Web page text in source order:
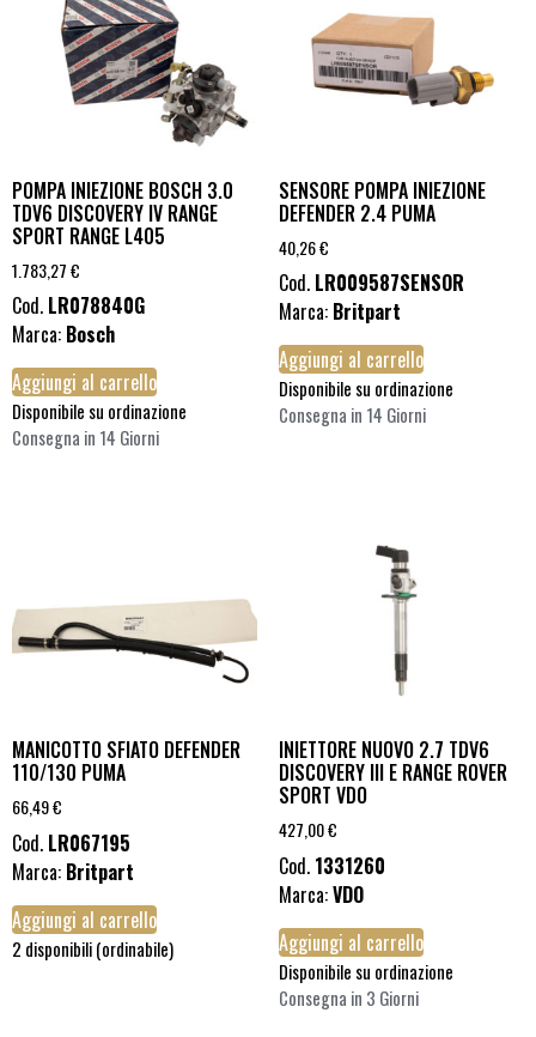
POMPA INIEZIONE BOSCH 3.0
TDV6 DISCOVERY IV RANGE
SPORT RANGE L405
1.783,27€
Cod. LR078840G
Marca: Bosch
Aggiungi al carrello
Disponibile su ordinazione
Consegna in 14 Giorni
SENSORE POMPA INIEZIONE
DEFENDER 2.4 PUMA
40,26€
Cod. LR009587SENSOR
Marca: Britpart
Aggiungi al carrello
Disponibile su ordinazione
Consegna in 14 Giorni
MANICOTTO SFIATO DEFENDER
110/130 PUMA
66,49€
Cod. LR067195
Marca: Britpart
Aggiungi al carrello
2 disponibili (ordinabile)
INIETTORE NUOVO 2.7 TDV6
DISCOVERY III E RANGE ROVER
SPORT VDO
427,00€
Cod. 1331260
Marca:VDO
Aggiungi al carrello
Disponibile su ordinazione
Consegna in 3 Giorni